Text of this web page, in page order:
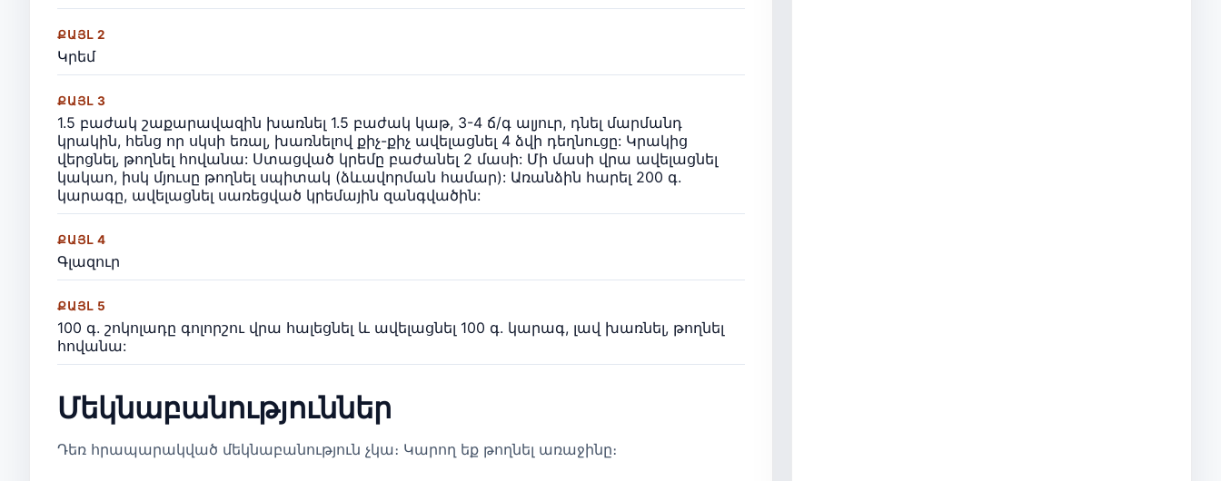
ՔԱՅԼ 2
Կրեմ
ՔԱՅԼ 3
1.5 բաժակ շաքարավազին խառնել 1.5 բաժակ կաթ, 3-4 ճ/գ ալյուր, դնել մարմանդ
կրակին, հենց որ սկսի եռալ, խառնելով քիչ-քիչ ավելացնել 4 ձվի դեղնուցը: Կրակից
վերցնել, թողնել հովանա: Ստացված կրեմը բաժանել 2 մասի: Մի մասի վրա ավելացնել
կակաո, իսկ մյուսը թողնել սպիտակ (ձևավորման համար): Առանձին հարել 200 գ.
կարագը, ավելացնել սառեցված կրեմային զանգվածին:
ՔԱՅԼ 4
Գլազուր
ՔԱՅԼ 5
100 գ. շոկոլադը գոլորշու վրա հալեցնել և ավելացնել 100 գ. կարագ, լավ խառնել, թողնել
հովանա:
Մեկնաբանություններ
Դեռ հրապարակված մեկնաբանություն չկա։ Կարող եք թողնել առաջինը։